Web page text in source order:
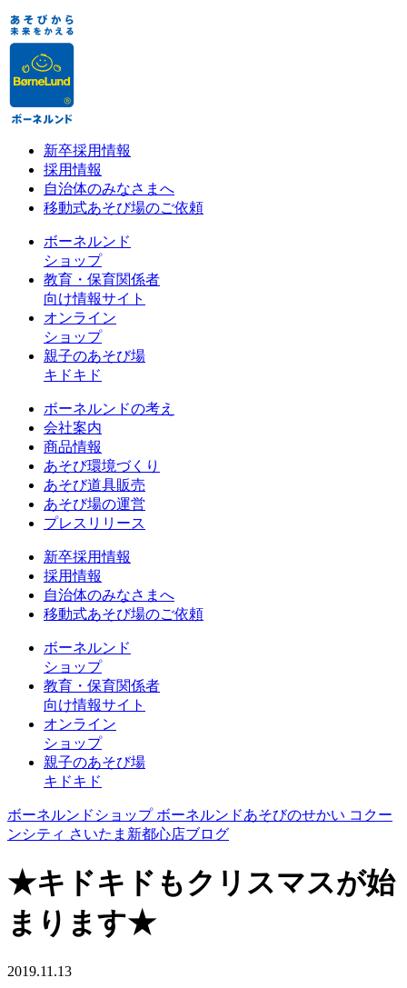
新卒採用情報
採用情報
自治体のみなさまへ
移動式あそび場のご依頼
ボーネルンド
ショップ
教育・保育関係者
向け情報サイト
オンライン
ショップ
親子のあそび場
キドキド
ボーネルンドの考え
会社案内
商品情報
あそび環境づくり
あそび道具販売
あそび場の運営
プレスリリース
新卒採用情報
採用情報
自治体のみなさまへ
移動式あそび場のご依頼
ボーネルンド
ショップ
教育・保育関係者
向け情報サイト
オンライン
ショップ
親子のあそび場
キドキド
ボーネルンドショップ ボーネルンドあそびのせかい コクー
ンシティ さいたま新都心店ブログ
★キドキドもクリスマスが始
まります★
2019.11.13